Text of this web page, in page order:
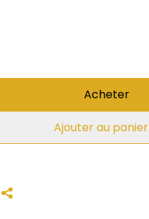
Acheter
Ajouter au panier